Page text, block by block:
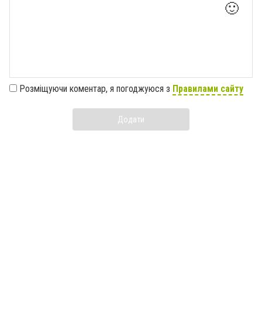
🙂
Розміщуючи коментар, я погоджуюся з Правилами сайту
Додати